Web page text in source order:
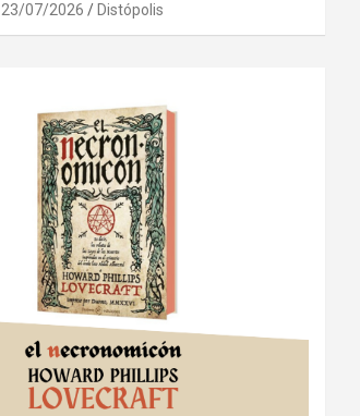
23/07/2026 Distópolis